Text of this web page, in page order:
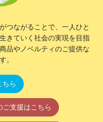
つながることで、一人ひと
きていく社会の実現を目指
品やノベルティのご提供な
。
ちら
ご支援はこちら